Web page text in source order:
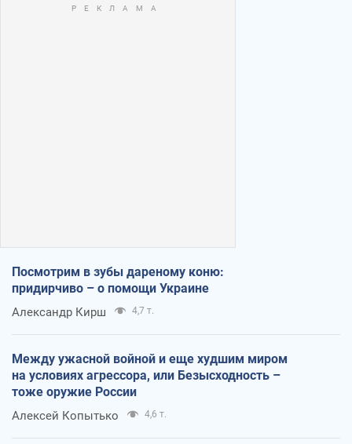
Посмотрим в зубы дареному коню:
придирчиво – о помощи Украине
Александр Кирш 4,7 т.
Между ужасной войной и еще худшим миром
на условиях агрессора, или Безысходность –
тоже оружие России
Алексей Копытько 4,6 т.